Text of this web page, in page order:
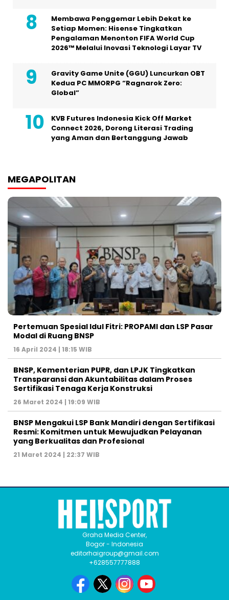
Membawa Penggemar Lebih Dekat ke
Setiap Momen: Hisense Tingkatkan
Pengalaman Menonton FIFA World Cup
2026™ Melalui Inovasi Teknologi Layar TV
Gravity Game Unite (GGU) Luncurkan OBT
Kedua PC MMORPG “Ragnarok Zero:
Global”
KVB Futures Indonesia Kick Off Market
Connect 2026, Dorong Literasi Trading
yang Aman dan Bertanggung Jawab
MEGAPOLITAN
Pertemuan Spesial Idul Fitri: PROPAMI dan LSP Pasar
Modal di Ruang BNSP
16 April 2024 | 18:15 WIB
BNSP, Kementerian PUPR, dan LPJK Tingkatkan
Transparansi dan Akuntabilitas dalam Proses
Sertifikasi Tenaga Kerja Konstruksi
26 Maret 2024 | 19:09 WIB
BNSP Mengakui LSP Bank Mandiri dengan Sertifikasi
Resmi: Komitmen untuk Mewujudkan Pelayanan
yang Berkualitas dan Profesional
21 Maret 2024 | 22:37 WIB
Graha Media Center,
Bogor - Indonesia
editorhaigroup@gmail.com
+628557777888